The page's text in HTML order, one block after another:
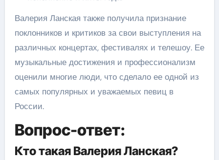
Валерия Ланская также получила признание
поклонников и критиков за свои выступления на
различных концертах, фестивалях и телешоу. Ее
музыкальные достижения и профессионализм
оценили многие люди, что сделало ее одной из
самых популярных и уважаемых певиц в
России.
Вопрос-ответ:
Кто такая Валерия Ланская?